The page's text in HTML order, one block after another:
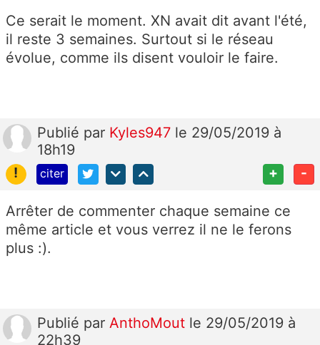
Ce serait le moment. XN avait dit avant l'été,
il reste 3 semaines. Surtout si le réseau
évolue, comme ils disent vouloir le faire.
Publié par Kyles947 le 29/05/2019 à
18h19
!
citer + -
Arrêter de commenter chaque semaine ce
même article et vous verrez il ne le ferons
plus :).
Publié par AnthoMout le 29/05/2019 à
22h39